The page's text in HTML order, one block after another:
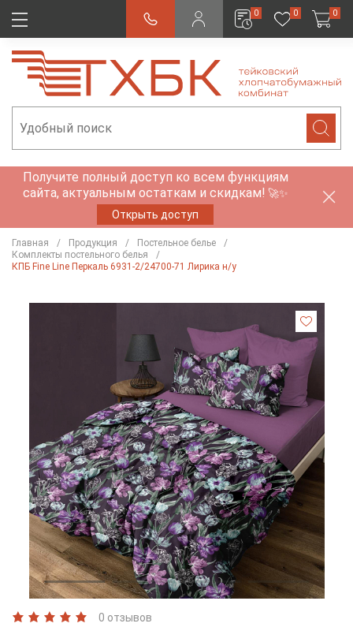
0 0 0
Получите полный доступ ко всем функциям
сайта, актуальным остаткам и скидкам! 🚀✨
Открыть доступ
Главная Продукция
Постельное белье
Комплекты постельного белья
КПБ Fine Line Перкаль 6931-2/24700-71 Лирика н/у
0 отзывов